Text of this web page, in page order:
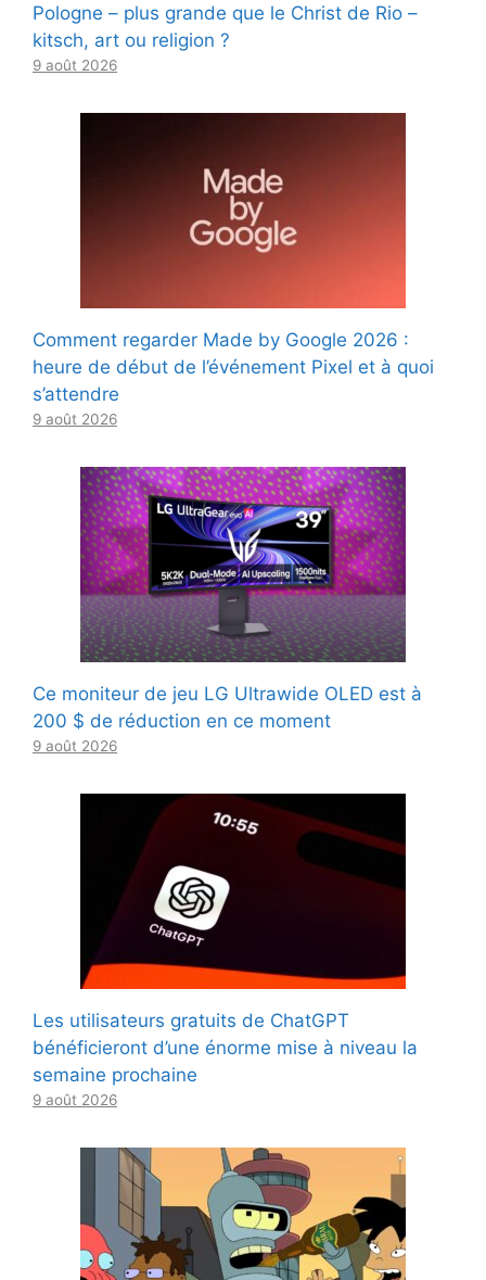
Pologne – plus grande que le Christ de Rio –
kitsch, art ou religion ?
9 août 2026
Comment regarder Made by Google 2026 :
heure de début de l’événement Pixel et à quoi
s’attendre
9 août 2026
Ce moniteur de jeu LG Ultrawide OLED est à
200 $ de réduction en ce moment
9 août 2026
Les utilisateurs gratuits de ChatGPT
bénéficieront d’une énorme mise à niveau la
semaine prochaine
9 août 2026